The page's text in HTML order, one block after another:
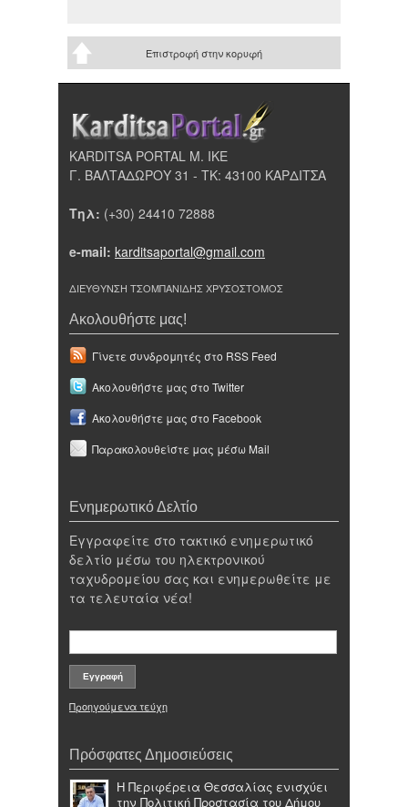
Επιστροφή στην κορυφή
KARDITSA PORTAL Μ. ΙΚΕ
Γ. ΒΑΛΤΑΔΩΡΟΥ 31 - ΤΚ: 43100 ΚΑΡΔΙΤΣΑ
Τηλ: (+30) 24410 72888
e-mail: karditsaportal@gmail.com
ΔΙΕΥΘΥΝΣΗ ΤΣΟΜΠΑΝΙΔΗΣ ΧΡΥΣΟΣΤΟΜΟΣ
Ακολουθήστε μας!
Γίνετε συνδρομητές στο RSS Feed
Ακολουθήστε μας στο Twitter
Ακολουθήστε μας στο Facebook
Παρακολουθείστε μας μέσω Mail
Ενημερωτικό Δελτίο
Εγγραφείτε στο τακτικό ενημερωτικό
δελτίο μέσω του ηλεκτρονικού
ταχυδρομείου σας και ενημερωθείτε με
τα τελευταία νέα!
Προηγούμενα τεύχη
Πρόσφατες Δημοσιεύσεις
Η Περιφέρεια Θεσσαλίας ενισχύει
την Πολιτική Προστασία του Δήμου